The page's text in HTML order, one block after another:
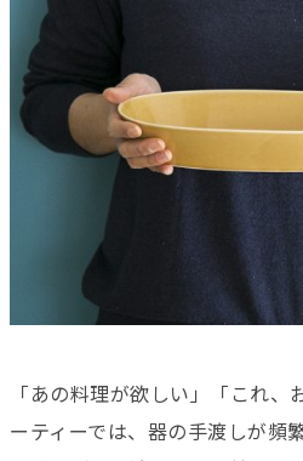
「あの料理が欲しい」「これ
ーティーでは、器の手渡しが頻